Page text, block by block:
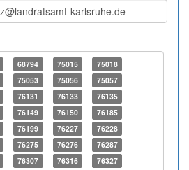
68794 75015
75018
75053 75056
75057
76131 76133
76135
76149 76150
76185
76199 76227
76228
76275 76276
76287
76307 76316 76327